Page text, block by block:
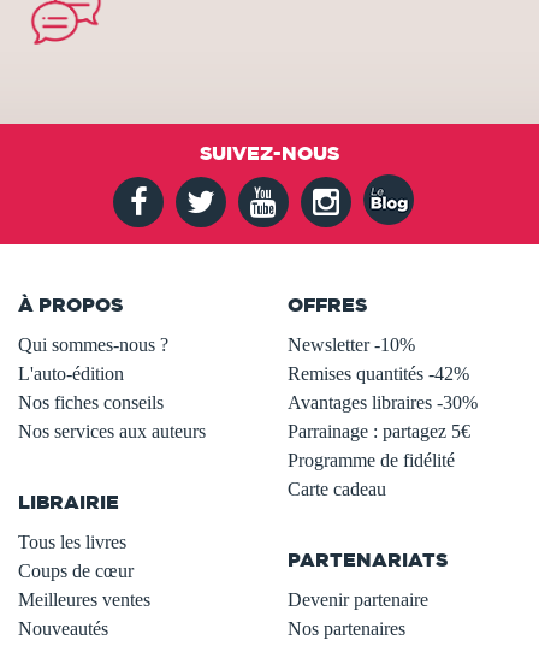
SUIVEZ-NOUS
À PROPOS
Qui sommes-nous ?
L'auto-édition
Nos fiches conseils
Nos services aux auteurs
LIBRAIRIE
Tous les livres
Coups de cœur
Meilleures ventes
Nouveautés
OFFRES
Newsletter -10%
Remises quantités -42%
Avantages libraires -30%
Parrainage : partagez 5€
Programme de fidélité
Carte cadeau
PARTENARIATS
Devenir partenaire
Nos partenaires